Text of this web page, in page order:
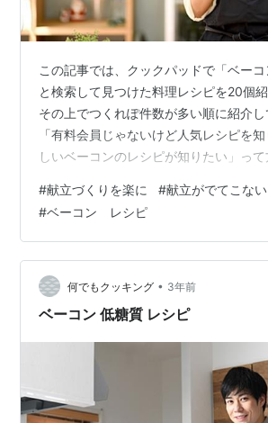
この記事では、クックパッドで「ベーコ
と検索して見つけた料理レシピを20個紹
その上でつくれぽ件数が多い順に紹介し
「有料会員じゃないけど人気レシピを
しいベーコンのレシピが知りたい」って
卵のバター炒め ＜レシピ2＞✿ブロッコ
ヨトースト✿ ＜レシピ3＞カリカリベー
ダ ＜レシピ4＞カリカリベーコンとク
レシピ5＞☆ベーコンとえのきでスク
＜レシピ6＞ベーコンエッグトースト ＜
ブロッコリーとベーコンの…
#献立づくりを楽に #献立がでてこない
#ベーコン レシピ
何でもクッキング • 3年前
ベーコン 低糖質 レシピ